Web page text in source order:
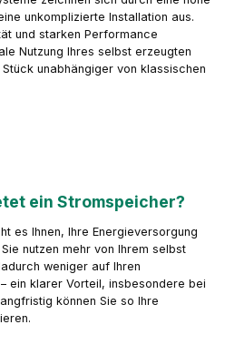
unkomplizierte Installation aus.
und starken Performance
Nutzung Ihres selbst erzeugten
unabhängiger von klassischen
ein Stromspeicher?
es Ihnen, Ihre Energieversorgung
nutzen mehr von Ihrem selbst
weniger auf Ihren
ein klarer Vorteil, insbesondere bei
können Sie so Ihre